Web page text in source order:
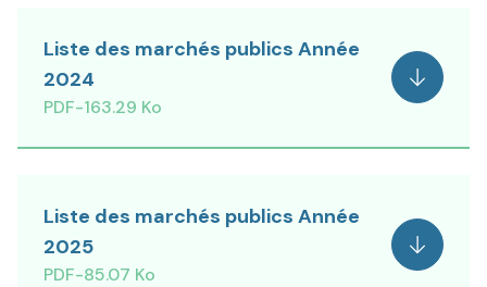
Liste des marchés publics Année
2024
PDF-163.29 Ko
Voir
Liste des marchés publics Année
2025
PDF-85.07 Ko
Voir